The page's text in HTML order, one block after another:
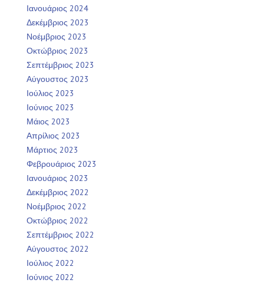
Ιανουάριος 2024
Δεκέμβριος 2023
Νοέμβριος 2023
Οκτώβριος 2023
Σεπτέμβριος 2023
Αύγουστος 2023
Ιούλιος 2023
Ιούνιος 2023
Μάιος 2023
Απρίλιος 2023
Μάρτιος 2023
Φεβρουάριος 2023
Ιανουάριος 2023
Δεκέμβριος 2022
Νοέμβριος 2022
Οκτώβριος 2022
Σεπτέμβριος 2022
Αύγουστος 2022
Ιούλιος 2022
Ιούνιος 2022